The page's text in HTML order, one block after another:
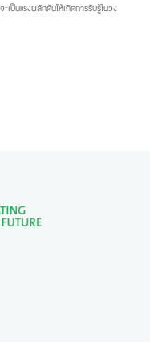
เป็นแรงผลักดันให้เกิดการรับรู้ในวง